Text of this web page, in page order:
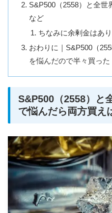
S&P500（2558）と全世
など
ちなみに余剰金はあ
おわりに｜S&P500（
を悩んだので半々買った
S&P500（2558）と
で悩んだら両方買え